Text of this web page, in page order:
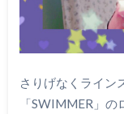
さりげなくライン
「SWIMMER」の